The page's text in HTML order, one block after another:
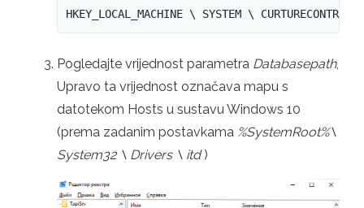
HKEY_LOCAL_MACHINE \ SYSTEM \
Pogledajte vrijednost parametra Databasepath,
Upravo ta vrijednost označava mapu s
datotekom Hosts u sustavu Windows 10
(prema zadanim postavkama %SystemRoot%\
System32 \ Drivers \ itd)